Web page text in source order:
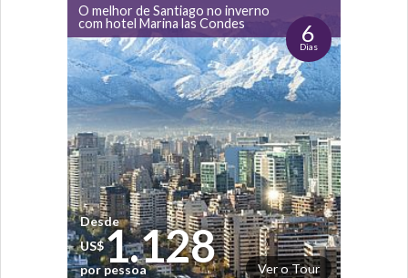
O melhor de Santiago no inverno
com hotel Marina las Condes
6
Dias
Ver o Tour
Desde
US$1.128
por pessoa